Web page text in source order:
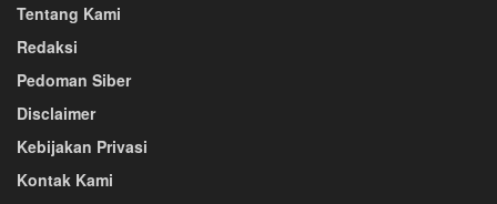
Tentang Kami
Redaksi
Pedoman Siber
Disclaimer
Kebijakan Privasi
Kontak Kami